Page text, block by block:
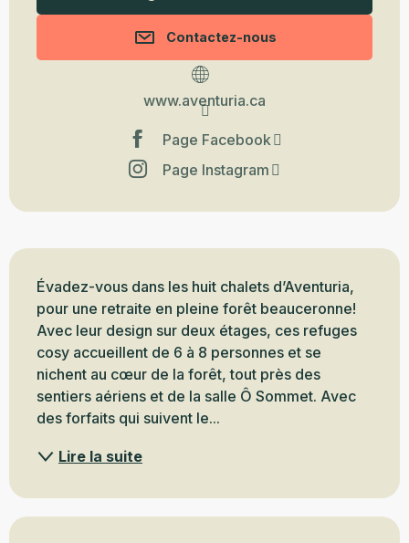
Contactez-nous
www.aventuria.ca
Page Facebook
Page Instagram
Description
Évadez-vous dans les huit chalets d’Aventuria,
pour une retraite en pleine forêt beauceronne!
Avec leur design sur deux étages, ces refuges
cosy accueillent de 6 à 8 personnes et se
nichent au cœur de la forêt, tout près des
sentiers aériens et de la salle Ô Sommet. Avec
des forfaits qui suivent le...
Lire la suite